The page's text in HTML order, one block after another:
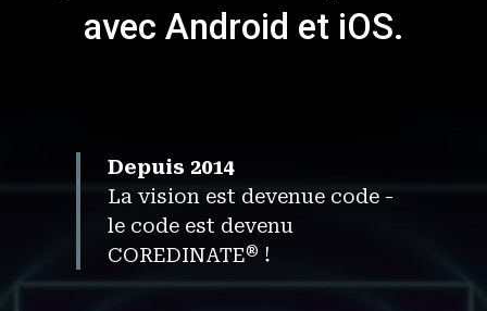
avec Android et iOS.
Depuis 2014
La vision est devenue code -
le code est devenu
COREDINATE® !